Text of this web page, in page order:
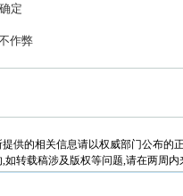
定
作弊
供的相关信息请以权威部门公布的
转载稿涉及版权等问题,请在两周内